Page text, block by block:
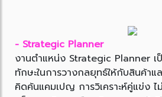
- Strategic Planner
งานตำแหน่ง Strategic Planner เ
ทักษะในการวางกลยุทธ์ให้กับสินค้าแ
คิดค้นแคมเปญ การวิเคราะห์คู่แข่ง ไ